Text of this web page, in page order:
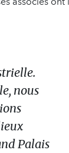
nous
Palais